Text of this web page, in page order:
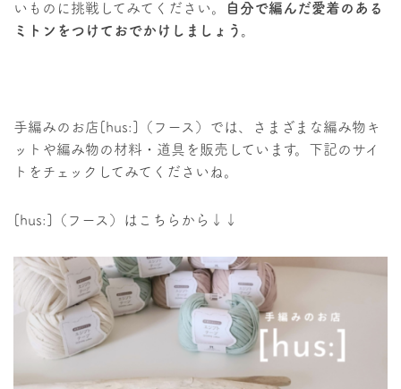
いものに挑戦してみてください。
自分で編んだ愛着のある
ミトンをつけておでかけしましょう。
手編みのお店[hus:]（フース）では、さまざまな編み物キ
ットや編み物の材料・道具を販売しています。下記のサイ
トをチェックしてみてくださいね。
[hus:]（フース）はこちらから↓↓